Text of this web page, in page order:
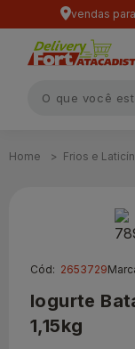
vendas para |
Frios e
Cód: 2653729
Iogurte
1,15kg